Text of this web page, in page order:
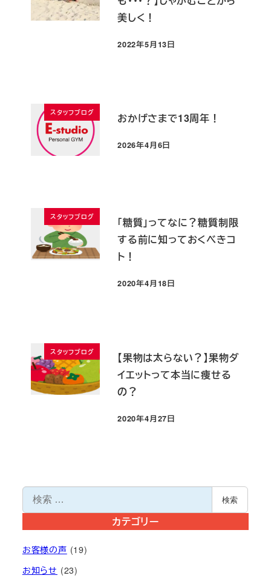
美しく！
投稿日
2022年5月13日
スタッフブログ おかげさまで13周年！
投稿日
2026年4月6日
スタッフブログ
「糖質」ってなに？糖質制限
する前に知っておくべきコ
ト！
投稿日
2020年4月18日
スタッフブログ
【果物は太らない？】果物ダ
イエットって本当に痩せる
の？
投稿日
2020年4月27日
索
検索
カテゴリー
お客様の声 (19)
お知らせ (23)